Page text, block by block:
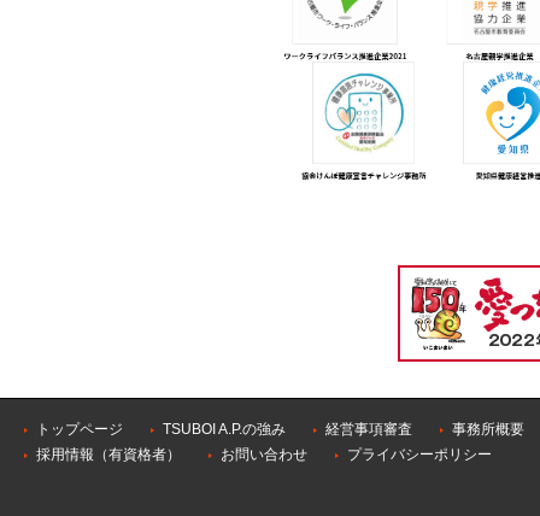
トップページ TSUBOI A.P.の強み 経営事項審査
事務所概要
採用情報（有資格者）
お問い合わせ プライバシーポリシー